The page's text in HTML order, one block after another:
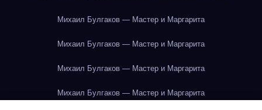
Михаил Булгаков — Мастер и Маргарита
Михаил Булгаков — Мастер и Маргарита
Михаил Булгаков — Мастер и Маргарита
Михаил Булгаков — Мастер и Маргарита